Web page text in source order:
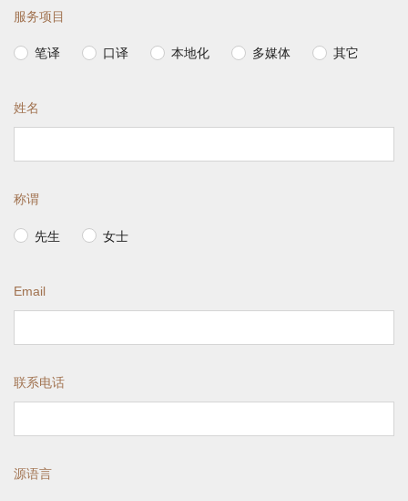
服务项目
笔译 口译 本地化 多媒体 其它
姓名
称谓
先生 女士
Email
联系电话
源语言